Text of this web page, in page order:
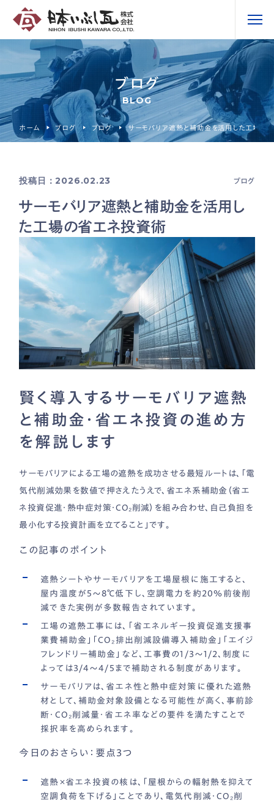
ブログ
BLOG
ホーム ブログ ブログ サーモバリア遮熱と補助金を活用した工場の
投稿日：2026.02.23 ブログ
サーモバリア遮熱と補助金を活用し
た工場の省エネ投資術
賢く導入するサーモバリア遮熱
と補助金・省エネ投資の進め方
を解説します
サーモバリアによる工場の遮熱を成功させる最短ルートは、「電
気代削減効果を数値で押さえたうえで、省エネ系補助金（省エ
ネ投資促進・熱中症対策・CO₂削減）を組み合わせ、自己負担を
最小化する投資計画を立てること」です。
この記事のポイント
遮熱シートやサーモバリアを工場屋根に施工すると、
屋内温度が5〜8℃低下し、空調電力を約20％前後削
減できた実例が多数報告されています。
工場の遮熱工事には、「省エネルギー投資促進支援事
業費補助金」「CO₂排出削減設備導入補助金」「エイジ
フレンドリー補助金」など、工事費の1/3〜1/2、制度に
よっては3/4〜4/5まで補助される制度があります。
サーモバリアは、省エネ性と熱中症対策に優れた遮熱
材として、補助金対象設備となる可能性が高く、事前診
断・CO₂削減量・省エネ率などの要件を満たすことで
採択率を高められます。
今日のおさらい：要点3つ
遮熱×省エネ投資の核は、「屋根からの輻射熱を抑えて
空調負荷を下げる」ことであり、電気代削減・CO₂削